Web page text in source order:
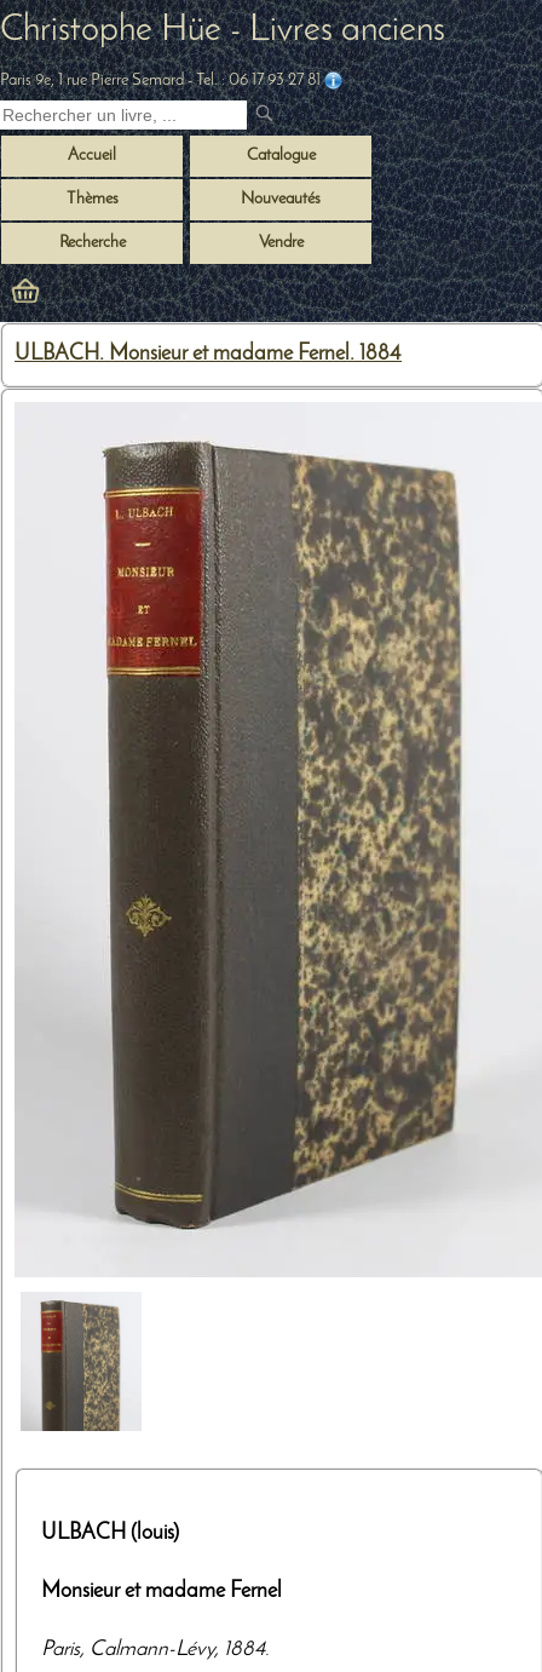
Christophe Hüe - Livres anciens
Paris 9e, 1 rue Pierre Semard- Tel. :06 17 93 27 81
Accueil Catalogue
Thèmes Nouveautés
Recherche Vendre
ULBACH. Monsieur et madame Fernel. 1884
ULBACH (louis)
Monsieur et madame Fernel
Paris, Calmann-Lévy, 1884.